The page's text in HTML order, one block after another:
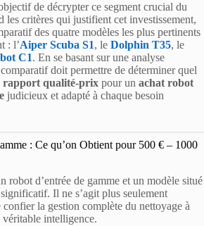
de décrypter ce segment crucial du
les critères qui justifient cet investissement,
des quatre modèles les plus pertinents
: l’Aiper Scuba S1, le Dolphin T35, le
C1. En se basant sur une analyse
doit permettre de déterminer quel
rapport qualité-prix pour un achat robot
judicieux et adapté à chaque besoin
: Ce qu’on Obtient pour 500 € – 1000
robot d’entrée de gamme et un modèle situé
Il ne s’agit plus seulement
confier la gestion complète du nettoyage à
véritable intelligence.